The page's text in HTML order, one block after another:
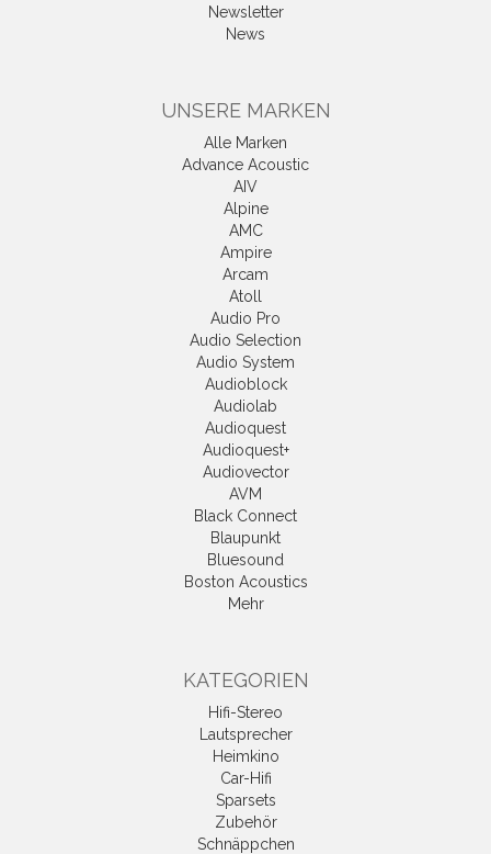
Newsletter
News
UNSERE MARKEN
Alle Marken
Advance Acoustic
AIV
Alpine
AMC
Ampire
Arcam
Atoll
Audio Pro
Audio Selection
Audio System
Audioblock
Audiolab
Audioquest
Audioquest+
Audiovector
AVM
Black Connect
Blaupunkt
Bluesound
Boston Acoustics
Mehr
KATEGORIEN
Hifi-Stereo
Lautsprecher
Heimkino
Car-Hifi
Sparsets
Zubehör
Schnäppchen